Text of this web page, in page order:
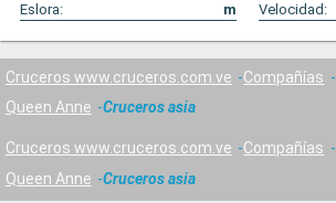
Eslora:
m Velocidad:
Cruceros www.cruceros.com.ve Compañías
Queen Anne
Cruceros asia
Cruceros www.cruceros.com.ve Compañías
Queen Anne
Cruceros asia